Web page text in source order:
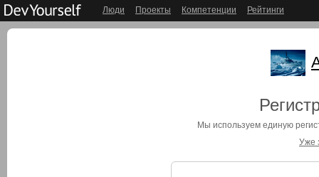
Люди Проекты Компетенции Рейтинги
Мы используем единую
Уже